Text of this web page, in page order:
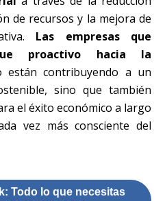
de recursos y la mejora de
Las empresas que
proactivo hacia la
están contribuyendo a un
sino que también
el éxito económico a largo
vez más consciente del
Todo lo que necesitas